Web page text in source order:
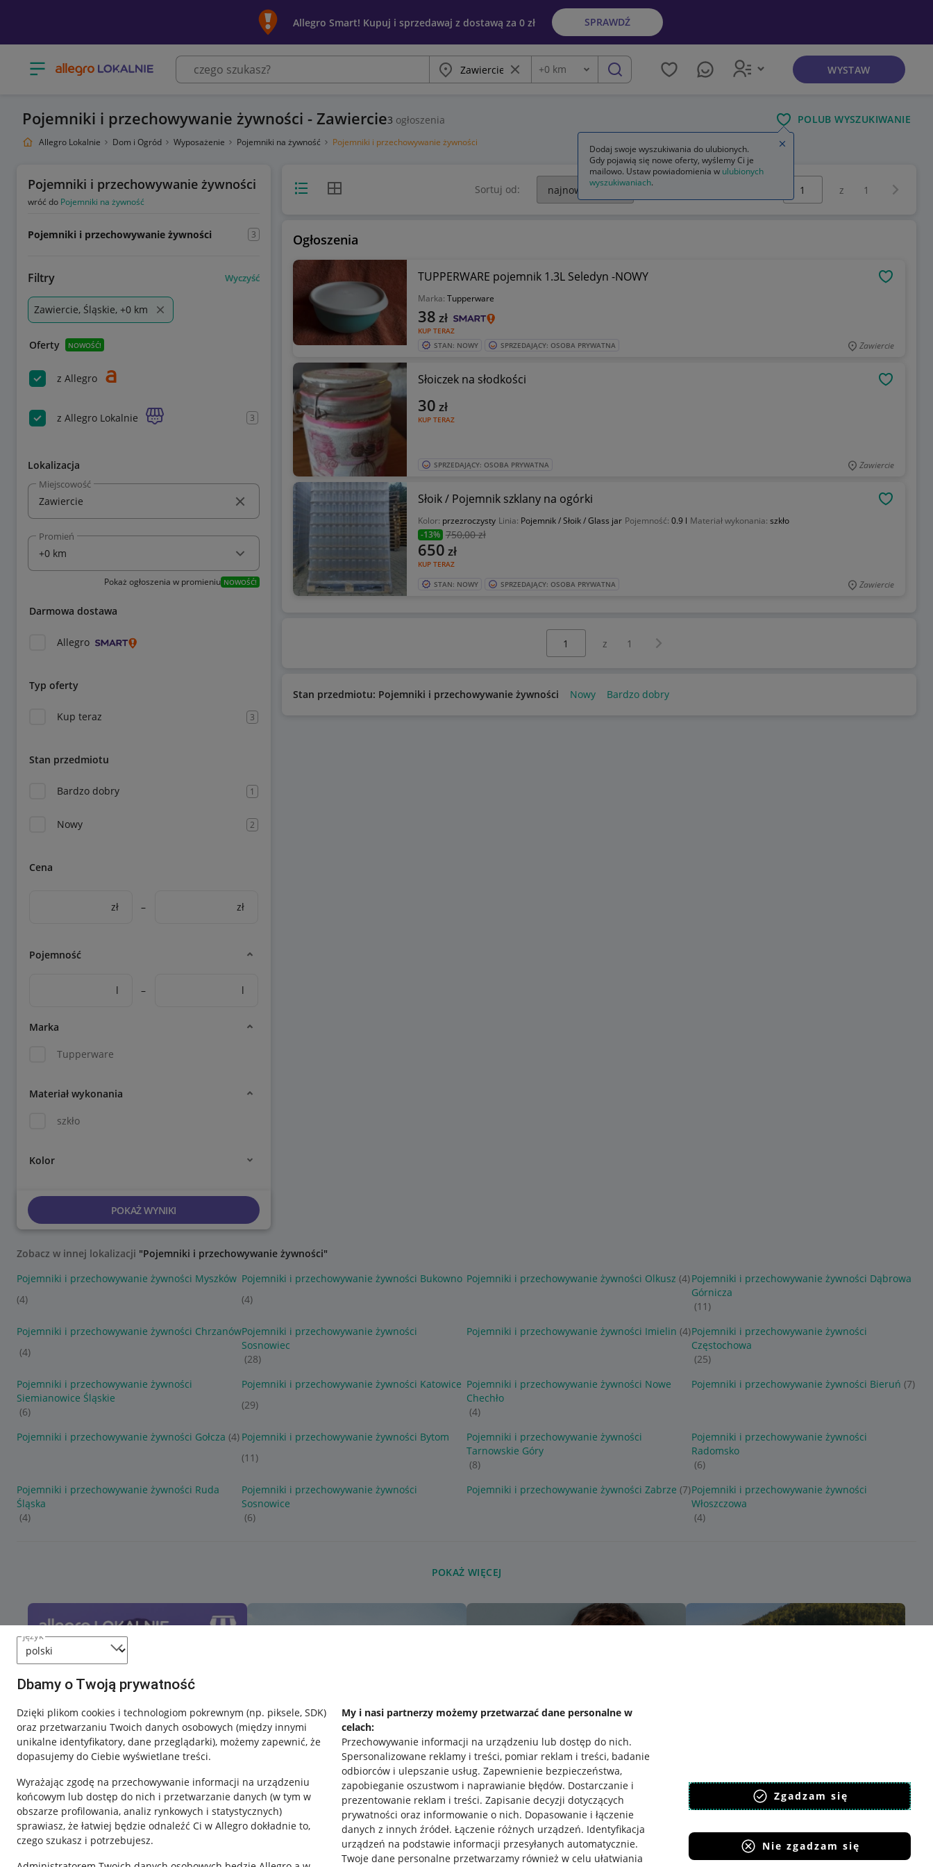
język
Dbamy o Twoją prywatność
Dzięki plikom cookies i technologiom pokrewnym (np. piksele, SDK)
oraz przetwarzaniu Twoich danych osobowych (między innymi
unikalne identyfikatory, dane przeglądarki), możemy zapewnić, że
dopasujemy do Ciebie wyświetlane treści.
Wyrażając zgodę na przechowywanie informacji na urządzeniu
końcowym lub dostęp do nich i przetwarzanie danych (w tym w
obszarze profilowania, analiz rynkowych i statystycznych)
sprawiasz, że łatwiej będzie odnaleźć Ci w Allegro dokładnie to,
czego szukasz i potrzebujesz.
My i nasi partnerzy możemy przetwarzać dane personalne w
celach:
Przechowywanie informacji na urządzeniu lub dostęp do nich.
Spersonalizowane reklamy i treści, pomiar reklam i treści, badanie
odbiorców i ulepszanie usług. Zapewnienie bezpieczeństwa,
zapobieganie oszustwom i naprawianie błędów. Dostarczanie i
prezentowanie reklam i treści. Zapisanie decyzji dotyczących
prywatności oraz informowanie o nich. Dopasowanie i łączenie
danych z innych źródeł. Łączenie różnych urządzeń. Identyfikacja
urządzeń na podstawie informacji przesyłanych automatycznie.
Twoje dane personalne przetwarzamy również w celu ułatwiania
Zgadzam się
Nie zgadzam się
Allegro Smart! Kupuj i sprzedawaj z dostawą za 0 zł SPRAWDŹ
Otwórz menu z kategoriami Miasto Wyczyść frazę
Odległość
+0 km szukaj WYSTAW
Pojemniki i przechowywanie żywności - Zawiercie3 ogłoszenia POLUB WYSZUKIWANIE
Allegro Lokalnie Dom i Ogród Wyposażenie Pojemniki na żywność Pojemniki i przechowywanie żywności
Pojemniki i przechowywanie żywności
wróć do Pojemniki na żywność
Pojemniki i przechowywanie żywności 3
Filtry Wyczyść
Zawiercie, Śląskie, +0 km
Oferty NOWOŚĆ!
z Allegro
z Allegro Lokalnie 3
Lokalizacja
Miejscowość
Promień
Pokaż ogłoszenia w promieniu NOWOŚĆ!
Darmowa dostawa
Allegro
Typ oferty
Kup teraz 3
Stan przedmiotu
Bardzo dobry 1
Nowy 2
Cena
zł – zł
Pojemność
l – l
Marka
Tupperware
Materiał wykonania
szkło
Kolor
POKAŻ WYNIKI
Widok listyWidok siatki Sortuj od: z 1
Ogłoszenia
TUPPERWARE pojemnik 1.3L Seledyn -NOWY
Marka: Tupperware
KUP TERAZ
38 zł
STAN: NOWY SPRZEDAJĄCY: OSOBA PRYWATNA Zawiercie
Słoiczek na słodkości
KUP TERAZ
30 zł
SPRZEDAJĄCY: OSOBA PRYWATNA Zawiercie
Słoik / Pojemnik szklany na ogórki
Kolor: przezroczysty Linia: Pojemnik / Słoik / Glass jar Pojemność: 0.9 l Materiał wykonania: szkło
-13% 750,00 zł
KUP TERAZ
650 zł
STAN: NOWY SPRZEDAJĄCY: OSOBA PRYWATNA Zawiercie
z 1 Następna strona
Stan przedmiotu: Pojemniki i przechowywanie żywności Nowy Bardzo dobry
Zobacz w innej lokalizacji "Pojemniki i przechowywanie żywności"
Pojemniki i przechowywanie żywności Myszków
(4)
Pojemniki i przechowywanie żywności Bukowno
(4)
Pojemniki i przechowywanie żywności Olkusz (4)Pojemniki i przechowywanie żywności Dąbrowa
Górnicza
(11)
Pojemniki i przechowywanie żywności Chrzanów
(4)
Pojemniki i przechowywanie żywności
Sosnowiec
(28)
Pojemniki i przechowywanie żywności Imielin (4)Pojemniki i przechowywanie żywności
Częstochowa
(25)
Pojemniki i przechowywanie żywności
Siemianowice Śląskie
(6)
Pojemniki i przechowywanie żywności Katowice
(29)
Pojemniki i przechowywanie żywności Nowe
Chechło
(4)
Pojemniki i przechowywanie żywności Bieruń (7)
Pojemniki i przechowywanie żywności Gołcza (4) Pojemniki i przechowywanie żywności Bytom
(11)
Pojemniki i przechowywanie żywności
Tarnowskie Góry
(8)
Pojemniki i przechowywanie żywności
Radomsko
(6)
Pojemniki i przechowywanie żywności Ruda
Śląska
(4)
Pojemniki i przechowywanie żywności
Sosnowice
(6)
Pojemniki i przechowywanie żywności Zabrze (7)Pojemniki i przechowywanie żywności
Włoszczowa
(4)
POKAŻ WIĘCEJ
Przydatne informacje Pobierz aplikację
Dodaj swoje wyszukiwania do ulubionych.
Gdy pojawią się nowe oferty, wyślemy Ci je
mailowo. Ustaw powiadomienia w ulubionych
wyszukiwaniach.
Zamknij wskazówkę